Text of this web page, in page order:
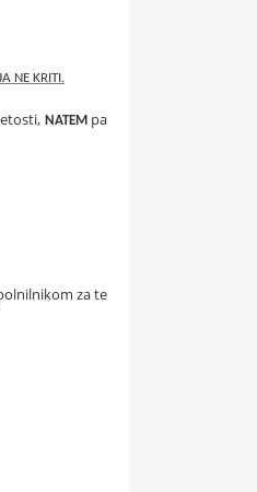
NE KRITI.
NATEM pa
za te